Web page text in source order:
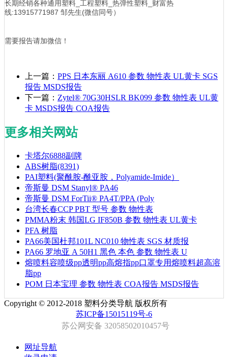
长期经销各种通用塑料_工程塑料_热弹性塑料_财富热
线:13915771987 邹先生(微信同号）
需要报告请加微信！
上一篇： PPS 日本东丽 A610 参数 物性表 UL黄卡 SGS
报告 MSDS报告
下一篇： Zytel® 70G30HSLR BK099 参数 物性表 UL黄
卡 MSDS报告 COA报告
更多相关网站
卡塔尔6888副牌
ABS树脂(8391)
PAI塑料(聚酰胺-酰亚胺，Polyamide-Imide）
帝斯曼 DSM Stanyl® PA46
帝斯曼 DSM ForTii® PA4T/PPA (Poly
台湾长春CCP PBT 型号 参数 物性表
PMMA粉末 韩国LG IF850B 参数 物性表 UL黄卡
PFA 树脂
PA66美国杜邦101L NC010 物性表 SGS 材质报
PA66 罗地亚 A 50H1 黑色 本色 参数 物性表 U
熔喷料容喷级pp透明pp高熔指pp口罩专用熔喷料超高溶
脂pp
POM 日本宝理 参数 物性表 COA报告 MSDS报告
Copyright © 2012-2018 塑料分类导航 版权所有
苏ICP备15015119号-6
苏公网安备 32058502010457号
网址导航